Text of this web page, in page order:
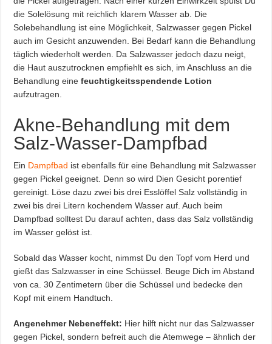
die Solelösung mit reichlich klarem Wasser ab. Die
Solebehandlung ist eine Möglichkeit, Salzwasser gegen Pickel
auch im Gesicht anzuwenden. Bei Bedarf kann die Behandlung
täglich wiederholt werden. Da Salzwasser jedoch dazu neigt,
die Haut auszutrocknen empfiehlt es sich, im Anschluss an die
Behandlung einefeuchtigkeitsspendende Lotion
aufzutragen.
Akne-Behandlung mit dem
Salz-Wasser-Dampfbad
Ein Dampfbad ist ebenfalls für eine Behandlung mit Salzwasser
gegen Pickel geeignet. Denn so wird Dien Gesicht porentief
gereinigt. Löse dazu zwei bis drei Esslöffel Salz vollständig in
zwei bis drei Litern kochendem Wasser auf. Auch beim
Dampfbad solltest Du darauf achten, dass das Salz vollständig
im Wasser gelöst ist.
Sobald das Wasser kocht, nimmst Du den Topf vom Herd und
gießt das Salzwasser in eine Schüssel. Beuge Dich im Abstand
von ca. 30 Zentimetern über die Schüssel und bedecke den
Kopf mit einem Handtuch.
Angenehmer Nebeneffekt: Hier hilft nicht nur das Salzwasser
gegen Pickel, sondern befreit auch die Atemwege – ähnlich der